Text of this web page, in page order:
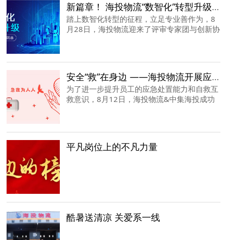
新篇章！ 海投物流“数智化”转型升级研发项目顺利通过评估
踏上数智化转型的征程，立足专业善作为，8
月28日，海投物流迎来了评审专家团与创新协
安全“救”在身边 ——海投物流开展应急救护知识培训
为了进一步提升员工的应急处置能力和自救互
救意识，8月12日，海投物流&中集海投成功
平凡岗位上的不凡力量
酷暑送清凉 关爱系一线